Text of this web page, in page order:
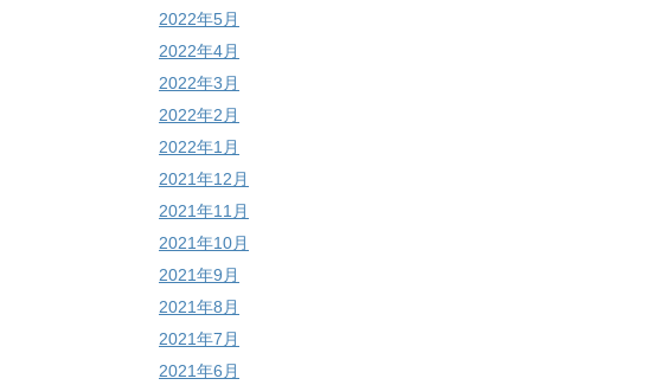
2022年5月
2022年4月
2022年3月
2022年2月
2022年1月
2021年12月
2021年11月
2021年10月
2021年9月
2021年8月
2021年7月
2021年6月